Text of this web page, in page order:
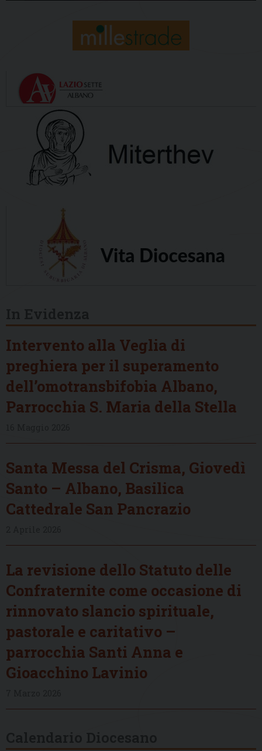
Intervento alla Veglia di
preghiera per il superamento
dell’omotransbifobia Albano,
Parrocchia S. Maria della Stella
Santa Messa del Crisma, Giovedì
Santo – Albano, Basilica
Cattedrale San Pancrazio
La revisione dello Statuto delle
Confraternite come occasione di
rinnovato slancio spirituale,
pastorale e caritativo –
parrocchia Santi Anna e
Gioacchino Lavinio